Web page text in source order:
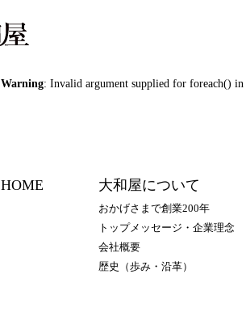
Warning: Invalid argument supplied for foreach() in
HOME 大和屋について
おかげさまで創業200年
トップメッセージ・企業理念
会社概要
歴史（歩み・沿⾰）